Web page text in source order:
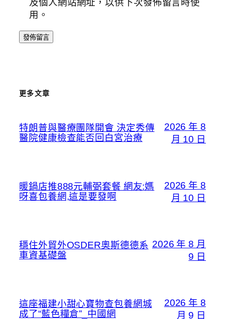
及個人網站網址，以供下次發佈留言時使
用。
更多文章
特朗普與醫療團隊開會 決定秀傳
醫院健康檢查能否回白宮治療
2026 年 8
月 10 日
暖鍋店推888元輔弼套餐 網友:媽
呀喜包養網,這是要發啊
2026 年 8
月 10 日
穩住外貿外OSDER奧斯德德系
車資基礎盤
2026 年 8 月
9 日
這座福建小甜心寶物查包養網城
成了“藍色糧倉”_中國網
2026 年 8
月 9 日